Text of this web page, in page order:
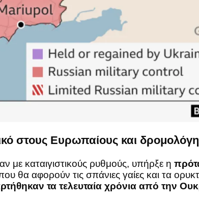
στους Ευρωπαίους και
με καταιγιστικούς ρυθμούς, υπήρξε η
θα αφορούν τις σπάνιες γαίες και τα
τα τελευταία χρόνια από την